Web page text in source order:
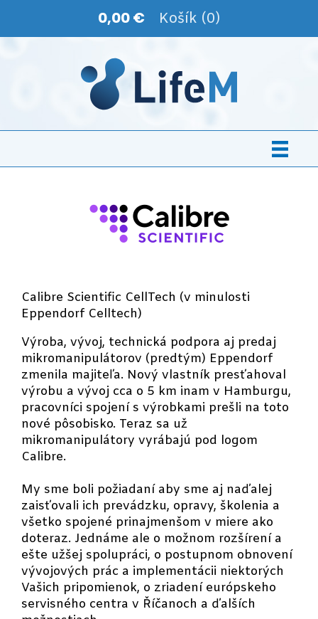
0,00 € Košík (0)
Calibre Scientific CellTech (v minulosti
Eppendorf Celltech)
Výroba, vývoj, technická podpora aj predaj
mikromanipulátorov (predtým) Eppendorf
zmenila majiteľa. Nový vlastník presťahoval
výrobu a vývoj cca o 5 km inam v Hamburgu,
pracovníci spojení s výrobkami prešli na toto
nové pôsobisko. Teraz sa už
mikromanipulátory vyrábajú pod logom
Calibre.
My sme boli požiadaní aby sme aj naďalej
zaisťovali ich prevádzku, opravy, školenia a
všetko spojené prinajmenšom v miere ako
doteraz. Jednáme ale o možnom rozšírení a
ešte užšej spolupráci, o postupnom obnovení
vývojových prác a implementácii niektorých
Vašich pripomienok, o zriadení európskeho
servisného centra v Říčanoch a ďalších